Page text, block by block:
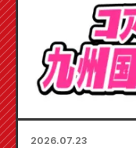
2026.07.23